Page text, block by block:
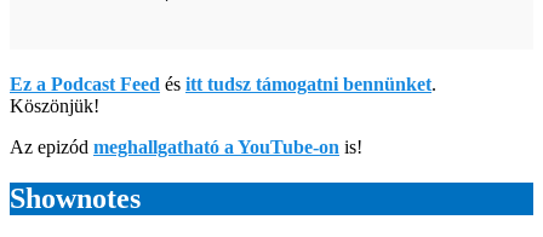
Ez a Podcast Feed és itt tudsz támogatni bennünket.
Köszönjük!
Az epizód meghallgatható a YouTube-on is!
Shownotes